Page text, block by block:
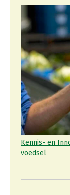
Onderwerpen
Nieuws
Webinars
Over LTO
LTO
Mensen
Bestuur en
Jaarverslag
Kennis- en
voedsel